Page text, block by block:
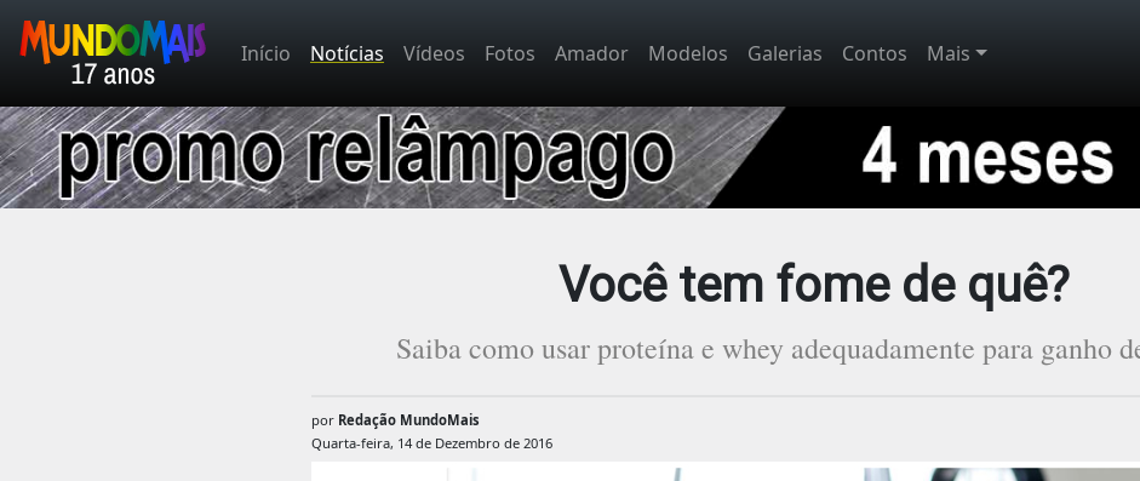
Início Notícias Vídeos Fotos Amador Modelos Galerias Contos Mais
Você tem fome de quê?
Saiba como usar proteína e whey adequadamente para ganho
por Redação MundoMais
Quarta-feira, 14 de Dezembro de 2016